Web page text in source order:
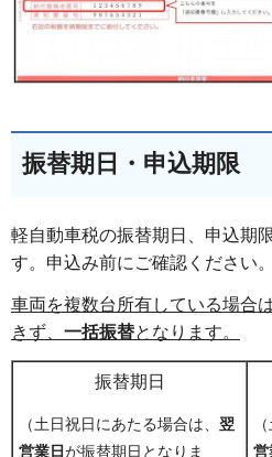
振替期日・申込期限
軽自動車税の振替期日、申込期
す。申込み前にご確認ください。
車両を複数台所有している場合
きず、 一括振替となります。
振替期日
（土日祝日にあたる場合は、 翌
営業日 が振替期日となりま
営